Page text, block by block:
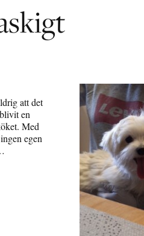
att det
en
Med
egen